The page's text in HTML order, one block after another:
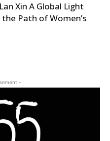
Xin A Global Light
Path of Women’s
-